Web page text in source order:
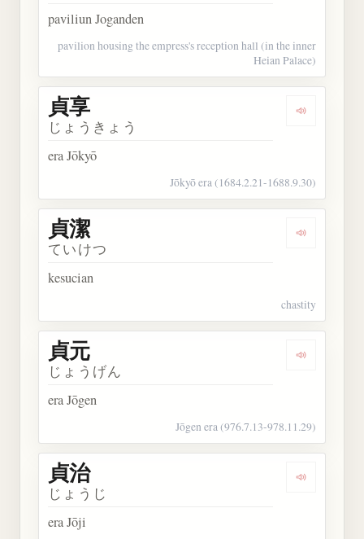
paviliun Joganden
pavilion housing the empress's reception hall (in the inner
Heian Palace)
Dengarkan
貞享
じょうきょう
era Jōkyō
Jōkyō era (1684.2.21-1688.9.30)
Dengarkan
貞潔
ていけつ
kesucian
chastity
Dengarkan
貞元
じょうげん
era Jōgen
Jōgen era (976.7.13-978.11.29)
Dengarkan
貞治
じょうじ
era Jōji